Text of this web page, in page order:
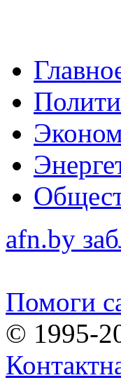
afn.by
Помоги
© 1995-